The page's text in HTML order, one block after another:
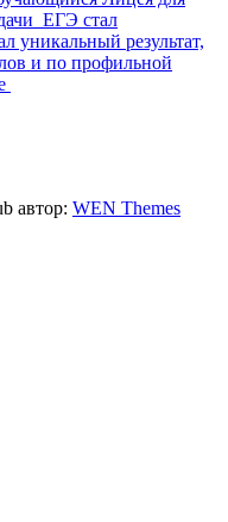
ЕГЭ стал
уникальный результат,
и по профильной
автор: WEN Themes